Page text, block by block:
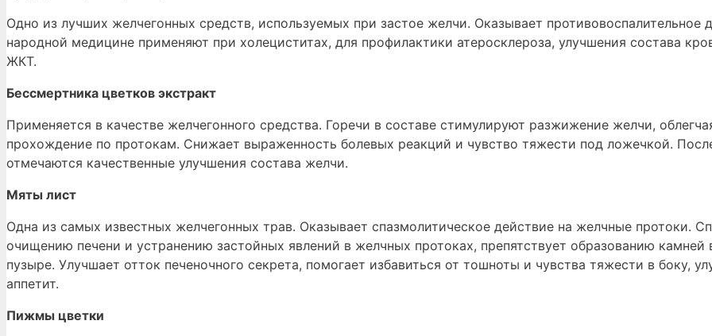
Одно из лучших желчегонных средств, используемых при застое желчи. Оказывает противовоспалительное
народной медицине применяют при холециститах, для профилактики атеросклероза, улучшения состава
ЖКТ.
Бессмертника цветков экстракт
Применяется в качестве желчегонного средства. Горечи в составе стимулируют разжижение желчи,
прохождение по протокам. Снижает выраженность болевых реакций и чувство тяжести под ложечкой.
отмечаются качественные улучшения состава желчи.
Мяты лист
Одна из самых известных желчегонных трав. Оказывает спазмолитическое действие на желчные протоки.
очищению печени и устранению застойных явлений в желчных протоках, препятствует образованию камней
пузыре. Улучшает отток печеночного секрета, помогает избавиться от тошноты и чувства тяжести в боку,
аппетит.
Пижмы цветки